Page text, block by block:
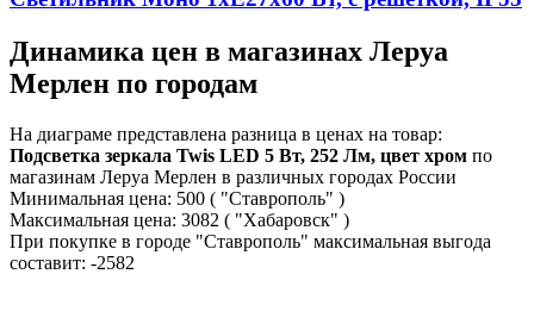
Динамика цен в магазинах Леруа
Мерлен по городам
На диаграме представлена разница в ценах на товар:
Подсветка зеркала Twis LED 5 Вт, 252 Лм, цвет хром по
магазинам Леруа Мерлен в различных городах России
Минимальная цена: 500 ( "Ставрополь" )
Максимальная цена: 3082 ( "Хабаровск" )
При покупке в городе "Ставрополь" максимальная выгода
составит: -2582